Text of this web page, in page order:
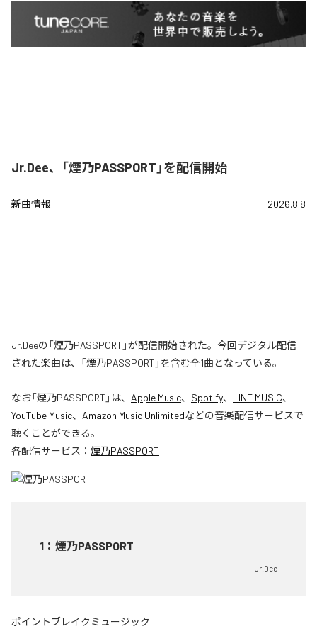
Jr.Dee、「煙乃PASSPORT」を配信開始
新曲情報 2026.8.8
Jr.Deeの「煙乃PASSPORT」が配信開始された。今回デジタル配信
された楽曲は、「煙乃PASSPORT」を含む全1曲となっている。
なお「煙乃PASSPORT 」は、 Apple Music、 Spotify、 LINE MUSIC、
YouTube Music、 Amazon Music Unlimitedなどの音楽配信サービスで
聴くことができる。
各配信サービス： 煙乃PASSPORT
1 ： 煙乃PASSPORT
Jr.Dee
ポイントブレイクミュージック